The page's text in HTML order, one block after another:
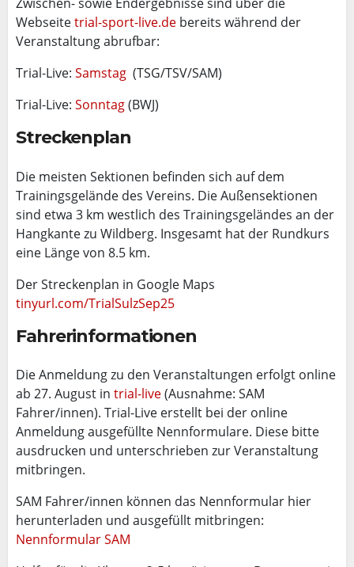
Webseitetrial-sport-live.de bereits während der
Veranstaltung abrufbar:
Trial-Live: Samstag (TSG/TSV/SAM)
Trial-Live: Sonntag(BWJ)
Streckenplan
Die meisten Sektionen befinden sich auf dem
Trainingsgelände des Vereins. Die Außensektionen
sind etwa 3 km westlich des Trainingsgeländes an der
Hangkante zu Wildberg. Insgesamt hat der Rundkurs
eine Länge von 8.5 km.
Der Streckenplan in Google Maps
tinyurl.com/TrialSulzSep25
Fahrerinformationen
Die Anmeldung zu den Veranstaltungen erfolgt online
ab 27. August in trial-live(Ausnahme: SAM
Fahrer/innen). Trial-Live erstellt bei der online
Anmeldung ausgefüllte Nennformulare. Diese bitte
ausdrucken und unterschrieben zur Veranstaltung
mitbringen.
SAM Fahrer/innen können das Nennformular hier
herunterladen und ausgefüllt mitbringen:
Nennformular SAM